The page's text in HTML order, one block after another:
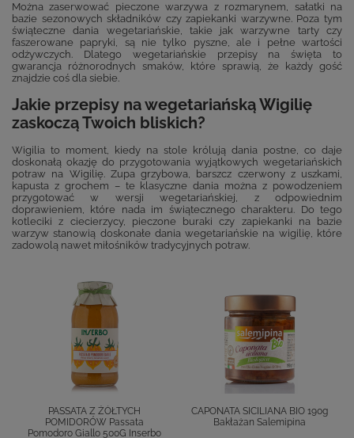
Można zaserwować pieczone warzywa z rozmarynem, sałatki na
bazie sezonowych składników czy zapiekanki warzywne. Poza tym
świąteczne dania wegetariańskie, takie jak warzywne tarty czy
faszerowane papryki, są nie tylko pyszne, ale i pełne wartości
odżywczych. Dlatego wegetariańskie przepisy na święta to
gwarancja różnorodnych smaków, które sprawią, że każdy gość
znajdzie coś dla siebie.
Jakie przepisy na wegetariańską Wigilię
zaskoczą Twoich bliskich?
Wigilia to moment, kiedy na stole królują dania postne, co daje
doskonałą okazję do przygotowania wyjątkowych wegetariańskich
potraw na Wigilię. Zupa grzybowa, barszcz czerwony z uszkami,
kapusta z grochem – te klasyczne dania można z powodzeniem
przygotować w wersji wegetariańskiej, z odpowiednim
doprawieniem, które nada im świątecznego charakteru. Do tego
kotleciki z ciecierzycy, pieczone buraki czy zapiekanki na bazie
warzyw stanowią doskonałe dania wegetariańskie na wigilię, które
zadowolą nawet miłośników tradycyjnych potraw.
PASSATA Z ŻÓŁTYCH
POMIDORÓW Passata
Pomodoro Giallo 500G Inserbo
CAPONATA SICILIANA BIO 190g
Bakłażan Salemipina